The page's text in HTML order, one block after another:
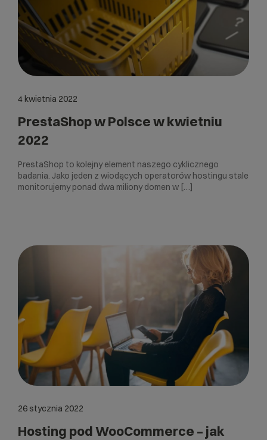
4 kwietnia 2022
PrestaShop w Polsce w kwietniu
2022
PrestaShop to kolejny element naszego cyklicznego
badania. Jako jeden z wiodących operatorów hostingu stale
monitorujemy ponad dwa miliony domen w […]
26 stycznia 2022
Hosting pod WooCommerce – jak